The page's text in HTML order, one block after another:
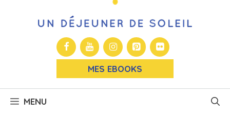
MES EBOOKS
MENU